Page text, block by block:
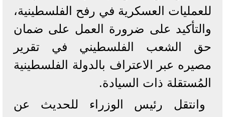
للعمليات العسكرية في رفح الفلسطينية،
والتأكيد على ضرورة العمل على ضمان
حق الشعب الفلسطيني في تقرير
مصيره عبر الاعتراف بالدولة الفلسطينية
المُستقلة ذات السيادة.
وانتقل رئيس الوزراء للحديث عن